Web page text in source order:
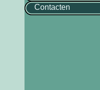
Contacten